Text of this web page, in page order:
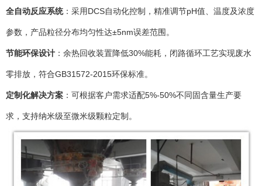
全自动反应系统：采用DCS自动化控制，精准调节pH值、温度及浓度
参数，产品粒径分布均匀性达±5nm误差范围。
节能环保设计 ：余热回收装置降低30%能耗，闭路循环工艺实现废水
零排放，符合GB31572-2015环保标准。
定制化解决方案 ：可根据客户需求适配5%-50%不同固含量生产要
求，支持纳米级至微米级颗粒定制。